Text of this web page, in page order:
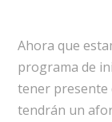
Ahora que
programa de
tener presente
tendrán un